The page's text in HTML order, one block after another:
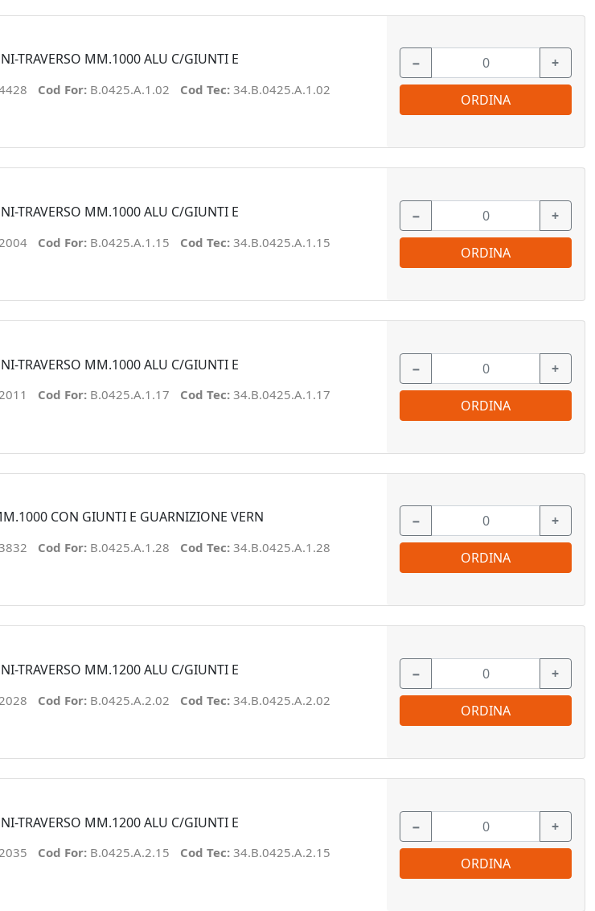
TRAVERSO MM.1000 ALU C/GIUNTI E
Cod For: B.0425.A.1.02 Cod Tec: 34.B.0425.A.1.02
− +
ORDINA
TRAVERSO MM.1000 ALU C/GIUNTI E
Cod For: B.0425.A.1.15 Cod Tec: 34.B.0425.A.1.15
− +
ORDINA
TRAVERSO MM.1000 ALU C/GIUNTI E
Cod For: B.0425.A.1.17 Cod Tec: 34.B.0425.A.1.17
− +
ORDINA
CON GIUNTI E GUARNIZIONE VERN
Cod For: B.0425.A.1.28 Cod Tec: 34.B.0425.A.1.28
− +
ORDINA
TRAVERSO MM.1200 ALU C/GIUNTI E
Cod For: B.0425.A.2.02 Cod Tec: 34.B.0425.A.2.02
− +
ORDINA
TRAVERSO MM.1200 ALU C/GIUNTI E
Cod For: B.0425.A.2.15 Cod Tec: 34.B.0425.A.2.15
− +
ORDINA